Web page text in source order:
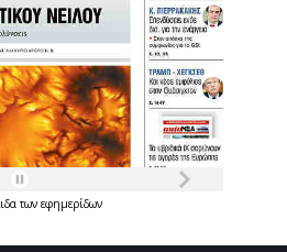
των εφημερίδων